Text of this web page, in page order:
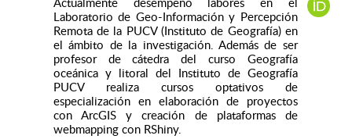
Laboratorio de Geo-Información y Percepción
Remota de la PUCV (Instituto de Geografía) en
el ámbito de la investigación. Además de ser
profesor de cátedra del curso Geografía
oceánica y litoral del Instituto de Geografía
PUCV realiza cursos optativos de
especialización en elaboración de proyectos
con ArcGIS y creación de plataformas de
webmapping con RShiny.